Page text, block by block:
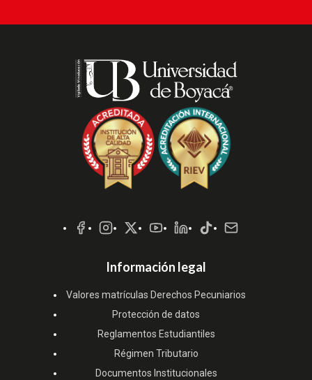
Sociales
Información legal
Valores matrículas Derechos Pecuniarios
Protección de datos
Reglamentos Estudiantiles
Régimen Tributario
Documentos Institucionales